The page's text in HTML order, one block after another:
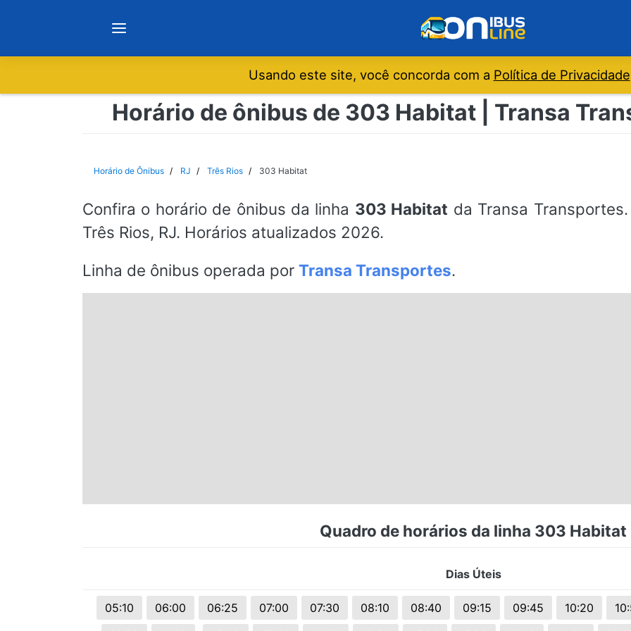
Notícias
São Paulo
Rio de Janeiro
Usando este site, você concorda com a Política de Privacidade
Horário de ônibus de 303 Habitat | Transa
Horário de Ônibus RJ Três Rios 303 Habitat
Confira o horário de ônibus da linha 303 Habitat da Transa
Três Rios, RJ. Horários atualizados 2026.
Linha de ônibus operada por Transa Transportes.
Quadro de horários da linha 303 Habitat
Dias Úteis
05:10 06:00 06:25 07:00 07:30 08:10 08:40 09:15 09:45 10:20